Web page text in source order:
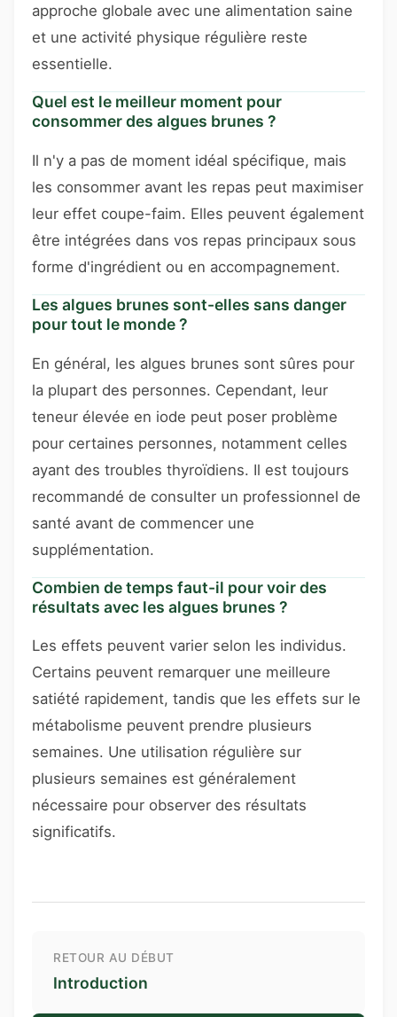
approche globale avec une alimentation saine
et une activité physique régulière reste
essentielle.
Quel est le meilleur moment pour
consommer des algues brunes ?
Il n'y a pas de moment idéal spécifique, mais
les consommer avant les repas peut maximiser
leur effet coupe-faim. Elles peuvent également
être intégrées dans vos repas principaux sous
forme d'ingrédient ou en accompagnement.
Les algues brunes sont-elles sans danger
pour tout le monde ?
En général, les algues brunes sont sûres pour
la plupart des personnes. Cependant, leur
teneur élevée en iode peut poser problème
pour certaines personnes, notamment celles
ayant des troubles thyroïdiens. Il est toujours
recommandé de consulter un professionnel de
santé avant de commencer une
supplémentation.
Combien de temps faut-il pour voir des
résultats avec les algues brunes ?
Les effets peuvent varier selon les individus.
Certains peuvent remarquer une meilleure
satiété rapidement, tandis que les effets sur le
métabolisme peuvent prendre plusieurs
semaines. Une utilisation régulière sur
plusieurs semaines est généralement
nécessaire pour observer des résultats
significatifs.
RETOUR AU DÉBUT
Introduction